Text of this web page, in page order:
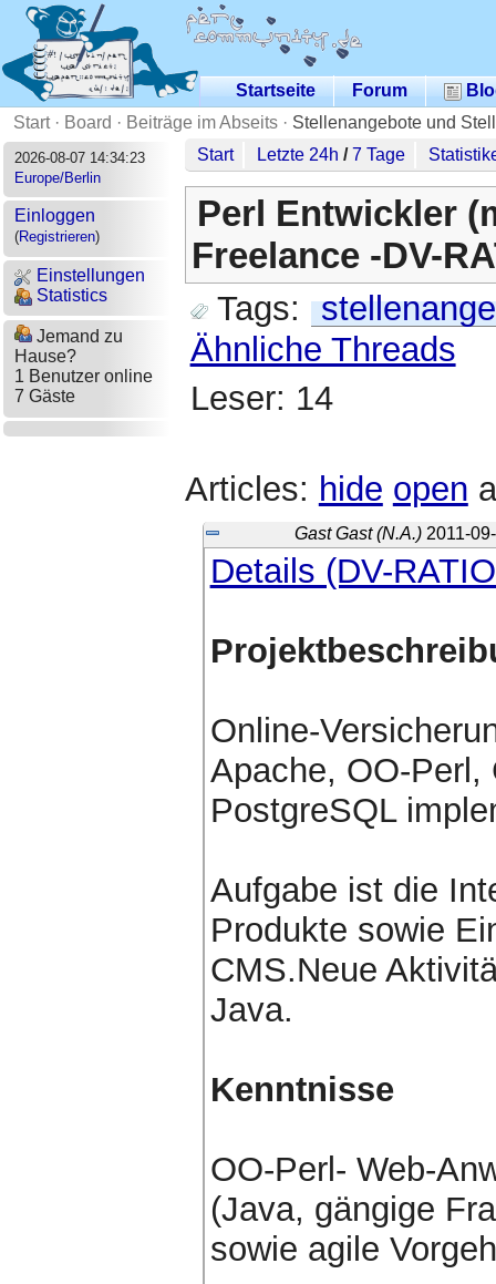
Startseite Forum
Start· Board · Beiträge im Abseits · Stellenangebote und
2026-08-07 14:34:23
Europe/Berlin
Einloggen
(Registrieren)
Einstellungen
Statistics
Jemand zu
Hause?
1 Benutzer online
7 Gäste
Start Letzte 24h /7 Tage
Perl Entwickler
Freelance -DV-
Tags:
Ähnliche Threads
Leser: 14
Articles: hide open
Gast Gast (N.A.) 2011-
Details (DV-
Online-
Apache, OO-Perl,
PostgreSQL
Aufgabe ist die
Produkte sowie
CMS.Neue
Java.
Kenntnisse
OO-Perl- Web-
(Java, gängige
sowie agile